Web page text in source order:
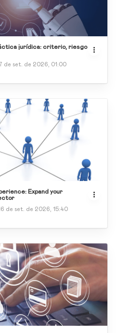
jurídica: criterio, riesgo
de set. de 2026, 01:00
Expand your
de set. de 2026, 15:40